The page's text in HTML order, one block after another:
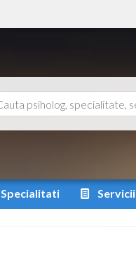
Specialitati Servicii